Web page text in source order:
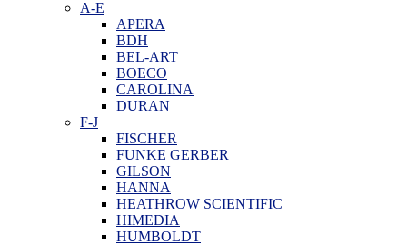
A-E
APERA
BDH
BEL-ART
BOECO
CAROLINA
DURAN
F-J
FISCHER
FUNKE GERBER
GILSON
HANNA
HEATHROW SCIENTIFIC
HIMEDIA
HUMBOLDT